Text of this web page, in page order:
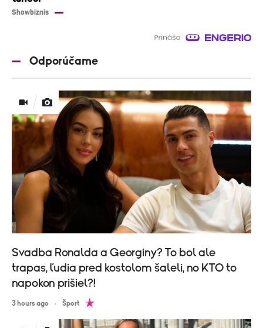
Showbiznis
Odporúčame
Svadba Ronalda a Georginy? To bol ale
trapas, ľudia pred kostolom šaleli, no KTO to
napokon prišiel?!
3 hours ago Šport